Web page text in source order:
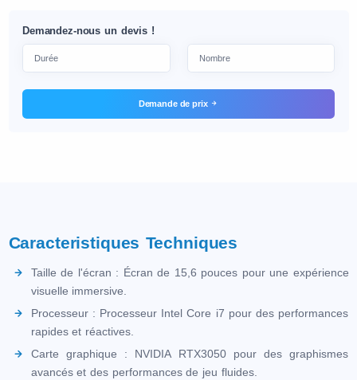
Demandez-nous un devis !
Demande de prix
Caracteristiques Techniques
Taille de l'écran : Écran de 15,6 pouces pour une expérience
visuelle immersive.
Processeur : Processeur Intel Core i7 pour des performances
rapides et réactives.
Carte graphique : NVIDIA RTX3050 pour des graphismes
avancés et des performances de jeu fluides.